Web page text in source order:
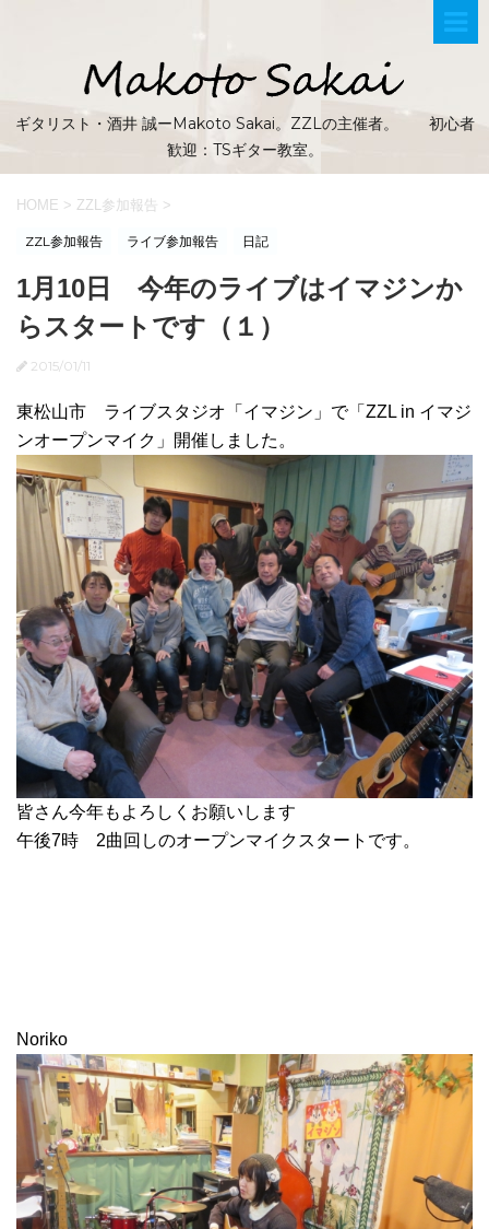
ギタリスト・酒井 誠ーMakoto Sakai。ZZLの主催者。 初心者
歓迎：TSギター教室。
HOME > ZZL参加報告 >
ZZL参加報告 ライブ参加報告 日記
1月10日 今年のライブはイマジンか
らスタートです（１）
2015/01/11
東松山市 ライブスタジオ「イマジン」で「ZZL in イマジ
ンオープンマイク」開催しました。
皆さん今年もよろしくお願いします
午後7時 2曲回しのオープンマイクスタートです。
Noriko